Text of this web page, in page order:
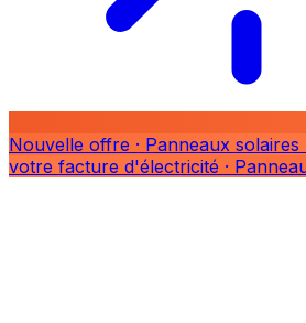
Nouvelle offre · Panneaux
votre facture d'électricité ·